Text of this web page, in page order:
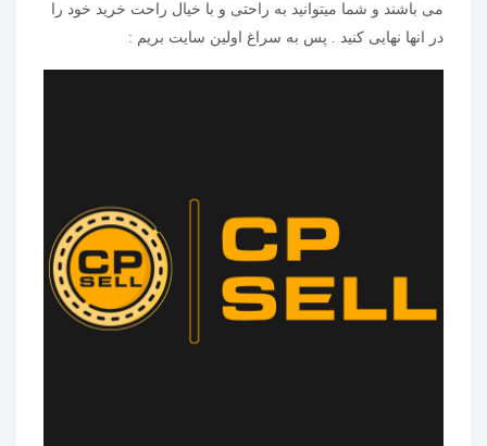
می باشند و شما میتوانید به راحتی و با خیال راحت خرید خود را
در انها نهایی کنید . پس به سراغ اولین سایت بریم :